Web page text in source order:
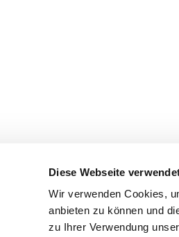
Diese Webseite
Wir verwenden Cookies,
anbieten zu können und
zu Ihrer Verwendung